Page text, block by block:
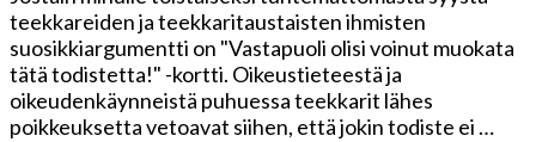
teekkareiden ja teekkaritaustaisten ihmisten
suosikkiargumentti on "Vastapuoli olisi voinut muokata
tätä todistetta!" -kortti. Oikeustieteestä ja
oikeudenkäynneistä puhuessa teekkarit lähes
poikkeuksetta vetoavat siihen, että jokin todiste ei …